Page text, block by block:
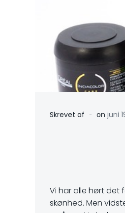
Skrevet af - on juni
Vi har alle hørt
skønhed. Men